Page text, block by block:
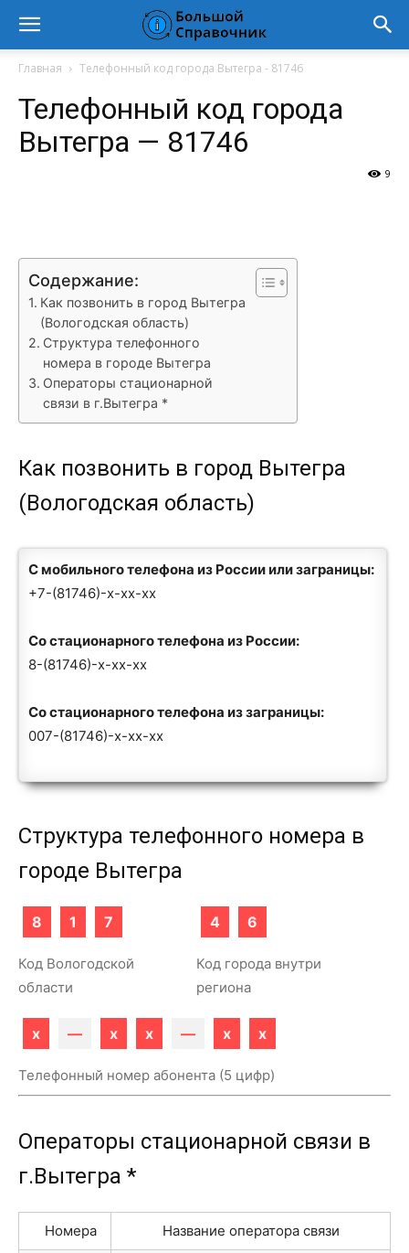
Главная Телефонный код города Вытегра - 81746
Телефонный код города
Вытегра — 81746
9
Содержание:
Как позвонить в город Вытегра
(Вологодская область)
Структура телефонного
номера в городе Вытегра
Операторы стационарной
связи в г.Вытегра *
Как позвонить в город Вытегра
(Вологодская область)
С мобильного телефона из России или заграницы:
+7-(81746)-x-xx-xx
Со стационарного телефона из России:
8-(81746)-x-xx-xx
Со стационарного телефона из заграницы:
007-(81746)-x-xx-xx
Структура телефонного номера в
городе Вытегра
8 1 7
Код Вологодской
области
4 6
Код города внутри
региона
x — x x — x x
Телефонный номер абонента (5 цифр)
Операторы стационарной связи в
г.Вытегра *
Номера Название оператора связи